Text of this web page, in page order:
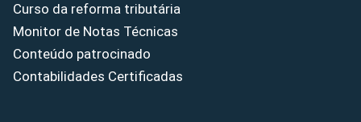
Curso da reforma tributária
Monitor de Notas Técnicas
Conteúdo patrocinado
Contabilidades Certificadas